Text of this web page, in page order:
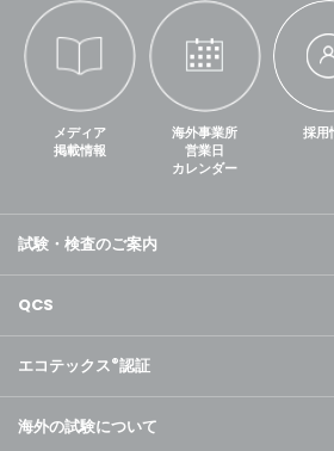
メディア
掲載情報
海外事業所
営業日
カレンダー
採用
試験・検査のご案内
QCS
エコテックス®認証
海外の試験について